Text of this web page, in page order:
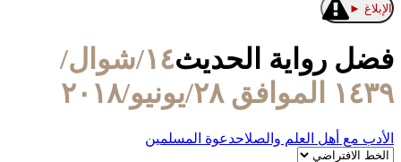
الإبلاغ ►
فضل رواية الحديث
١٤/شوال/
١٤٣٩ الموافق ٢٨/يونيو/٢٠١٨
الأدب مع أهل العلم والصلاحدعوة المسلمين